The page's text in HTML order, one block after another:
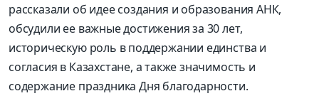
рассказали об идее создания и образования АНК,
обсудили ее важные достижения за 30 лет,
историческую роль в поддержании единства и
согласия в Казахстане, а также значимость и
содержание праздника Дня благодарности.